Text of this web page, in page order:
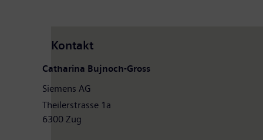
Kontakt
Catharina Bujnoch-Gross
Siemens AG
Theilerstrasse 1a
6300 Zug